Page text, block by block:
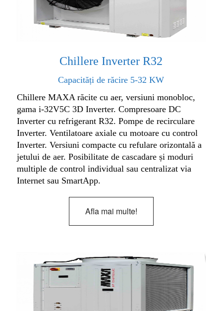
Chillere Inverter R32
Capacități de răcire 5-32 KW
Chillere MAXA răcite cu aer, versiuni monobloc,
gama i-32V5C 3D Inverter. Compresoare DC
Inverter cu refrigerant R32. Pompe de recirculare
Inverter. Ventilatoare axiale cu motoare cu control
Inverter. Versiuni compacte cu refulare orizontală a
jetului de aer. Posibilitate de cascadare și moduri
multiple de control individual sau centralizat via
Internet sau SmartApp.
Afla mai multe!